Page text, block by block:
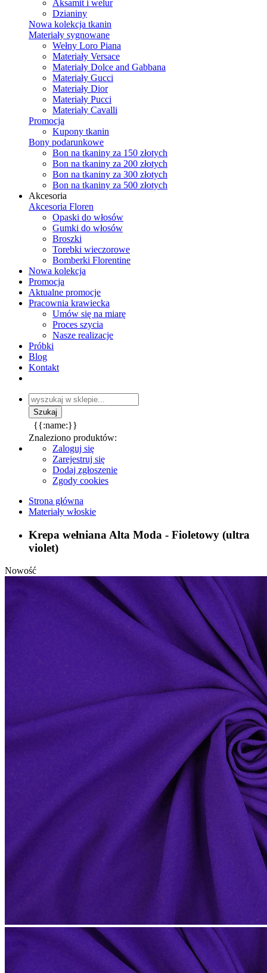
Aksamit i welur
Dzianiny
Nowa kolekcja tkanin
Materiały sygnowane
Wełny Loro Piana
Materiały Versace
Materiały Dolce and Gabbana
Materiały Gucci
Materiały Dior
Materiały Pucci
Materiały Cavalli
Promocja
Kupony tkanin
Bony podarunkowe
Bon na tkaniny za 150 złotych
Bon na tkaniny za 200 złotych
Bon na tkaniny za 300 złotych
Bon na tkaniny za 500 złotych
Akcesoria
Akcesoria Floren
Opaski do włosów
Gumki do włosów
Broszki
Torebki wieczorowe
Bomberki Florentine
Nowa kolekcja
Promocja
Aktualne promocje
Pracownia krawiecka
Umów się na miarę
Proces szycia
Nasze realizacje
Próbki
Blog
Kontakt
{{:name:}}
Znaleziono produktów:
Zaloguj się
Zarejestruj się
Dodaj zgłoszenie
Zgody cookies
Strona główna
Materiały włoskie
Krepa wełniana Alta Moda - Fioletowy (ultra
violet)
Nowość